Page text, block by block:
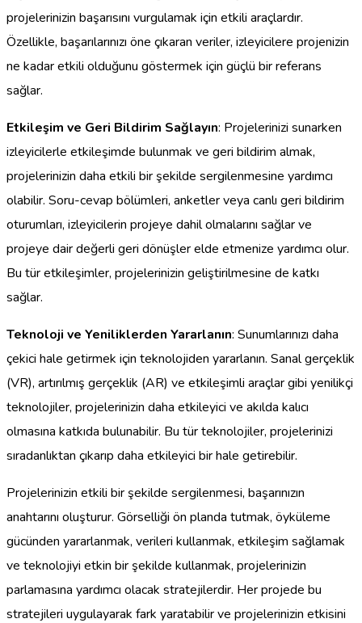
projelerinizin başarısını vurgulamak için etkili araçlardır.
Özellikle, başarılarınızı öne çıkaran veriler, izleyicilere projenizin
ne kadar etkili olduğunu göstermek için güçlü bir referans
sağlar.
Etkileşim ve Geri Bildirim Sağlayın: Projelerinizi sunarken
izleyicilerle etkileşimde bulunmak ve geri bildirim almak,
projelerinizin daha etkili bir şekilde sergilenmesine yardımcı
olabilir. Soru-cevap bölümleri, anketler veya canlı geri bildirim
oturumları, izleyicilerin projeye dahil olmalarını sağlar ve
projeye dair değerli geri dönüşler elde etmenize yardımcı olur.
Bu tür etkileşimler, projelerinizin geliştirilmesine de katkı
sağlar.
Teknoloji ve Yeniliklerden Yararlanın: Sunumlarınızı daha
çekici hale getirmek için teknolojiden yararlanın. Sanal gerçeklik
(VR), artırılmış gerçeklik (AR) ve etkileşimli araçlar gibi yenilikçi
teknolojiler, projelerinizin daha etkileyici ve akılda kalıcı
olmasına katkıda bulunabilir. Bu tür teknolojiler, projelerinizi
sıradanlıktan çıkarıp daha etkileyici bir hale getirebilir.
Projelerinizin etkili bir şekilde sergilenmesi, başarınızın
anahtarını oluşturur. Görselliği ön planda tutmak, öyküleme
gücünden yararlanmak, verileri kullanmak, etkileşim sağlamak
ve teknolojiyi etkin bir şekilde kullanmak, projelerinizin
parlamasına yardımcı olacak stratejilerdir. Her projede bu
stratejileri uygulayarak fark yaratabilir ve projelerinizin etkisini